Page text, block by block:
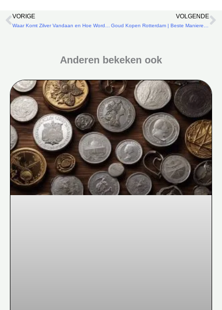
Vorige
VORIGE
Waar Komt Zilver Vandaan en Hoe Wordt Het Gewonnen?
VOLGENDE
Goud Kopen Rotterdam | Beste Manieren om Goud te Kopen
Anderen bekeken ook